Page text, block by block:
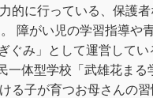
的に行っている、保護
障がい児の学習指導
ぐみ」として運営して
一体型学校「武雄花ま
る子が育つお母さんの